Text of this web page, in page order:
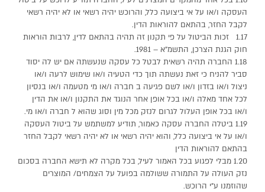
העסקה ו/או על אי ביצועה כלל, והרוכש יהיה רשאי או לא יהיה רשאי
לקבל החזר, בהתאם להוראות הדין.
1.17 זכות הביטול על פי תקנון זה תהיה בהתאם לדין, לרבות הוראות
חוק הגנת הצרכן, התשמ”א – 1981.
1.18 החברה תהיה רשאית לבטל כל עסקה שנעשתה אם יש לה יסוד
סביר להניח כי זאת נעשתה תוך כדי הטעיה ו/או שימוש לרעה ו/או
ניצול ו/או בזדון ו/או לשם פגיעה ב חברה ו/או מי מטעמה ו/או בנסיון
לכל אחד מאלה ו/או בכל אופן אחר הנוגד את התקנון ו/או את הדין
ו/או בכל אופן העלול לגרום לנזק מכל מין וסוג שהוא ל חברה ו/או מי.
1.19 ביטלה החברה עסקה כאמור, תודיע למשתמש על ביטול העסקה
ו/או על אי ביצועה כלל, והוא יהיה רשאי או לא יהיה רשאי לקבל החזר
בהתאם להוראות הדין
1.20 מבלי לפגוע בכל האמור לעיל, בכל מקרה לא תישא החברה בסכום
נזק העולה על התמורה ששולמה בפועל על הצמחים/ המוצרים
שהוזמנו ע”י הרוכש.